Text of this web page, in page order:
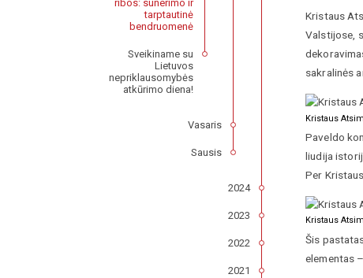
Kristaus
Valstijose,
sakralinės
Kristaus
Paveldo
liudija
Per
Kristaus
Šis
elementas
ribos: sunerimo ir
tarptautinė
bendruomenė
Sveikiname su
Lietuvos
nepriklausomybės
atkūrimo diena!
Vasaris
Sausis
2024
2023
2022
2021